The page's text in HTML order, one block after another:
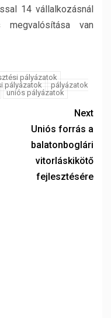
14 vállalkozásnál
van
pályázatok
pályázatok
pályázatok
uniós pályázatok
Next
Uniós forrás a
balatonboglári
vitorláskikötő
fejlesztésére